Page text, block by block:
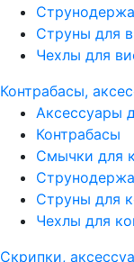
Струны для
Чехлы для
Контрабасы,
Аксессуары
Контрабасы
Смычки для
Струны для
Чехлы для
Скрипки,